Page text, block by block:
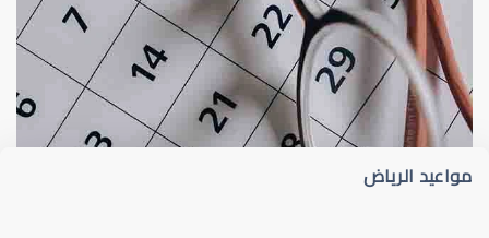
قلوبال لرعاية العين ضعف نظر
مواعيد الرياض